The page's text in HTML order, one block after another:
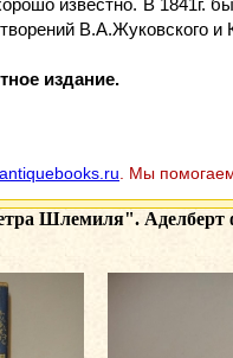
известно. В 1841г.
В.А.Жуковского
издание.
. Мы
Шлемиля". Аделберт